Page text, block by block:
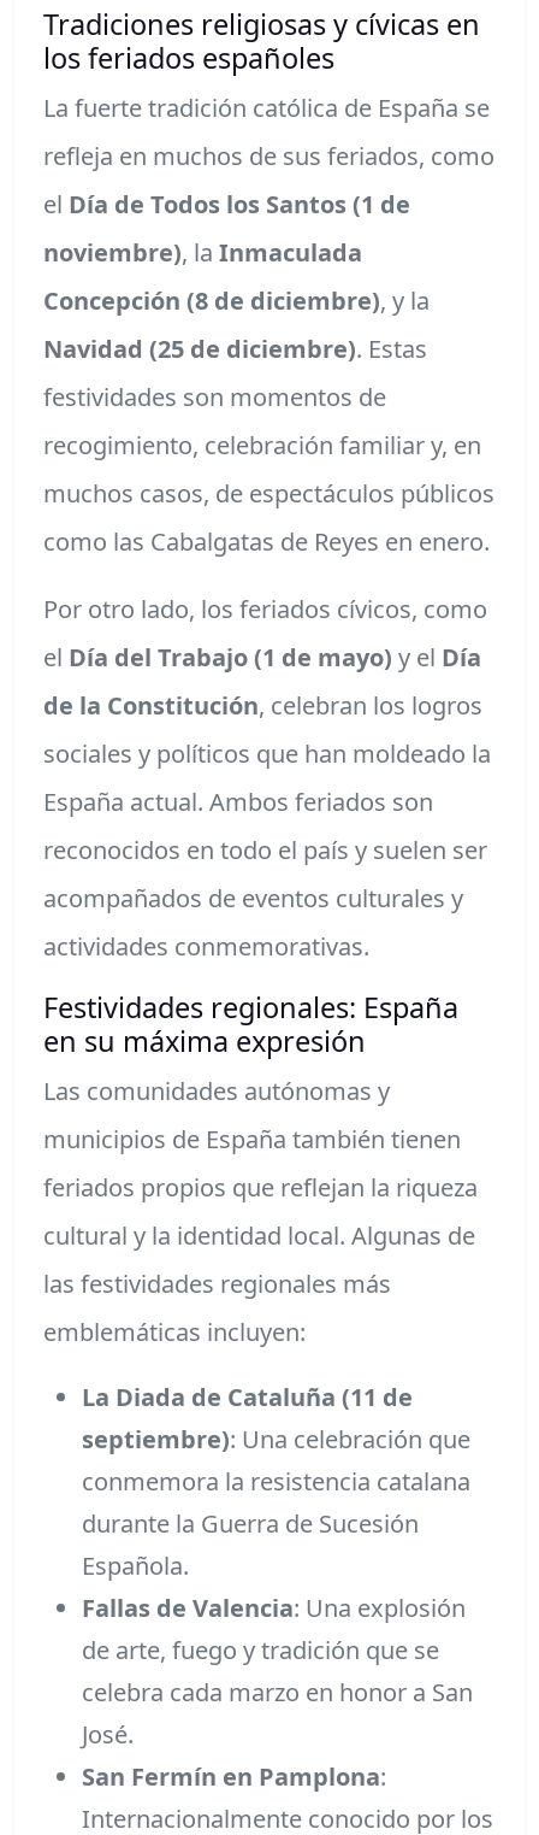
Tradiciones religiosas y cívicas en
los feriados españoles
La fuerte tradición católica de España se
refleja en muchos de sus feriados, como
el Día de Todos los Santos (1 de
noviembre), la Inmaculada
Concepción (8 de diciembre), y la
Navidad (25 de diciembre). Estas
festividades son momentos de
recogimiento, celebración familiar y, en
muchos casos, de espectáculos públicos
como las Cabalgatas de Reyes en enero.
Por otro lado, los feriados cívicos, como
el Día del Trabajo (1 de mayo) y el Día
de la Constitución, celebran los logros
sociales y políticos que han moldeado la
España actual. Ambos feriados son
reconocidos en todo el país y suelen ser
acompañados de eventos culturales y
actividades conmemorativas.
Festividades regionales: España
en su máxima expresión
Las comunidades autónomas y
municipios de España también tienen
feriados propios que reflejan la riqueza
cultural y la identidad local. Algunas de
las festividades regionales más
emblemáticas incluyen:
La Diada de Cataluña (11 de
septiembre): Una celebración que
conmemora la resistencia catalana
durante la Guerra de Sucesión
Española.
Fallas de Valencia: Una explosión
de arte, fuego y tradición que se
celebra cada marzo en honor a San
José.
San Fermín en Pamplona:
Internacionalmente conocido por los